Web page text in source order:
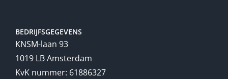
BEDRIJFSGEGEVENS
KNSM-laan 93
1019 LB Amsterdam
KvK nummer: 61886327